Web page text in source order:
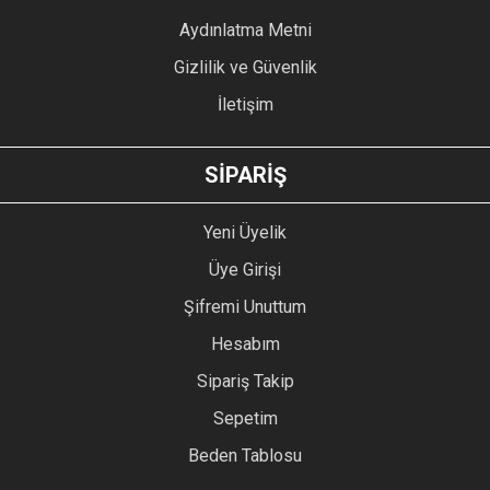
GÖNDER
Aydınlatma Metni
Gizlilik ve Güvenlik
İletişim
SİPARİŞ
Yeni Üyelik
Üye Girişi
Şifremi Unuttum
Hesabım
Sipariş Takip
Sepetim
Beden Tablosu